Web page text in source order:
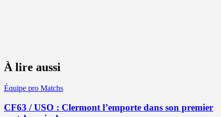
À lire aussi
Équipe pro Matchs
CF63 / USO : Clermont l’emporte dans son premier